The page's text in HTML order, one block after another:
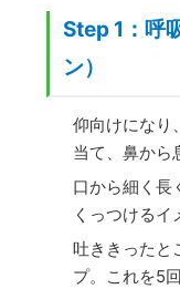
Step 1：呼
ン）
仰向けになり
当て、鼻から
口から細く長
くっつけるイ
吐ききったと
プ。これを5